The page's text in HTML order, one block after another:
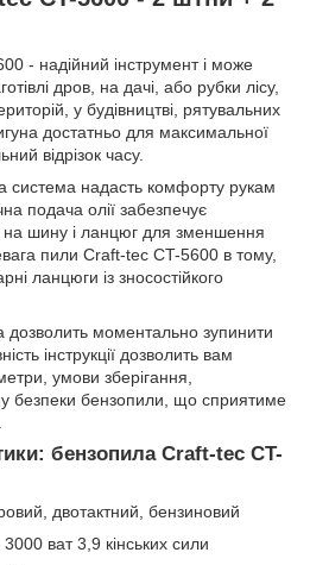
- надійний інструмент і може
дров, на дачі, або рубки лісу,
у будівництві, рятувальних
достатньо для максимальної
відрізок часу.
система надасть комфорту рукам
подача олії забезпечує
на шину і ланцюг для зменшення
пили Craft-tec CT-5600 в тому,
ланцюги із зносостійкого
дозволить моментально зупинити
інструкції дозволить вам
умови зберігання,
безпеки бензопили, що сприятиме
бензопила Craft-tec CT-
двотактний, бензиновий
ват 3,9 кінських сили